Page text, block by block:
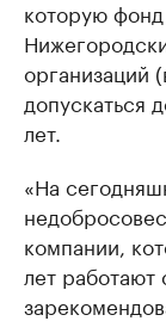
которую
организаций
допускаться
лет.
«На
компании,
лет